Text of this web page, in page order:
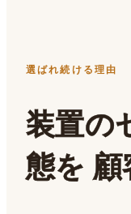
選ばれ続ける理由
装置の
態を